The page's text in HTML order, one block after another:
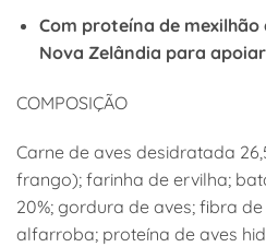
Com proteína de mexilhão
Nova Zelândia para
COMPOSIÇÃO
Carne de aves desidratada
frango); farinha de ervilha;
20%; gordura de aves; fibra
alfarroba; proteína de aves